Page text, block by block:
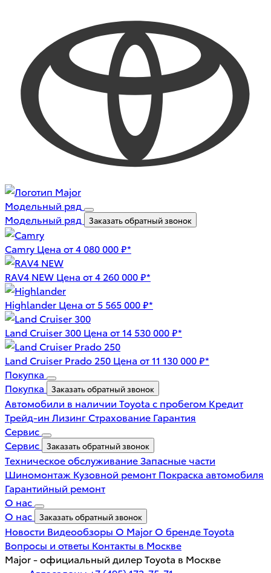
Модельный ряд
Модельный ряд
Заказать обратный звонок
Camry Цена от 4 080 000 ₽*
RAV4 NEW Цена от 4 260 000 ₽*
Highlander Цена от 5 565 000 ₽*
Land Cruiser 300 Цена от 14 530 000 ₽*
Land Cruiser Prado 250 Цена от 11 130 000 ₽*
Покупка
Покупка
Заказать обратный звонок
Автомобили в наличии Toyota с пробегом Кредит
Трейд-ин Лизинг Страхование Гарантия
Сервис
Сервис
Заказать обратный звонок
Техническое обслуживаниеЗапасные части
Шиномонтаж Кузовной ремонт Покраска автомобиля
Гарантийный ремонт
О нас
О нас
Заказать обратный звонок
Новости Видеообзоры О Major О бренде Toyota
Вопросы и ответы Контакты в Москве
Major - официальный дилер Toyota в Москве